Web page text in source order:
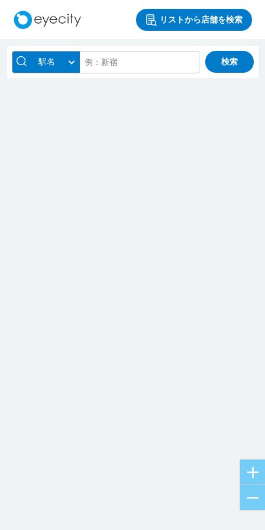
リストから店舗を検索
駅名 検索